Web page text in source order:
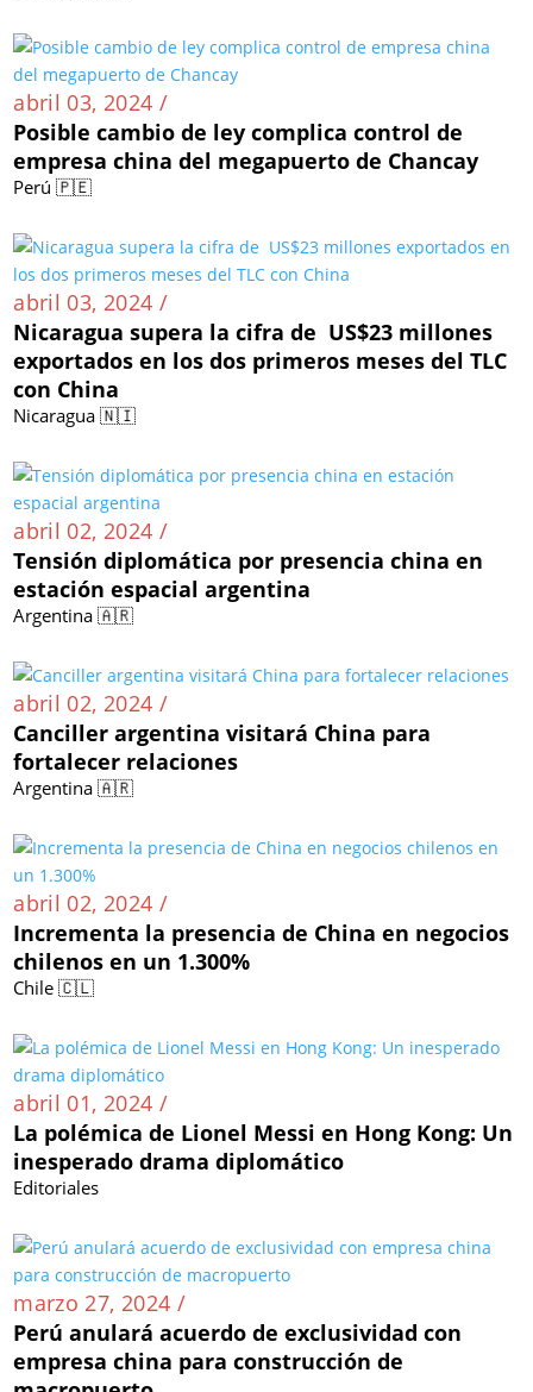
abril 03, 2024 /
Posible cambio de ley complica control de
empresa china del megapuerto de Chancay
Perú 🇵🇪
abril 03, 2024 /
Nicaragua supera la cifra de US$23 millones
exportados en los dos primeros meses del TLC
con China
Nicaragua 🇳🇮
abril 02, 2024 /
Tensión diplomática por presencia china en
estación espacial argentina
Argentina 🇦🇷
abril 02, 2024 /
Canciller argentina visitará China para
fortalecer relaciones
Argentina 🇦🇷
abril 02, 2024 /
Incrementa la presencia de China en negocios
chilenos en un 1.300%
Chile 🇨🇱
abril 01, 2024 /
La polémica de Lionel Messi en Hong Kong: Un
inesperado drama diplomático
Editoriales
marzo 27, 2024 /
Perú anulará acuerdo de exclusividad con
empresa china para construcción de